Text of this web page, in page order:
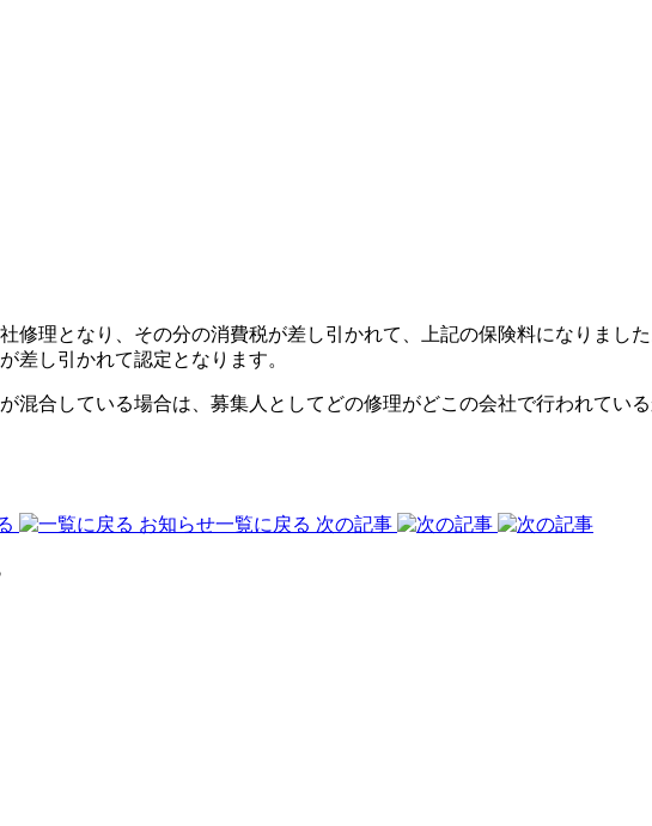
修理となり、その分の消費税が差し引かれて、上記の保険料になりました
差し引かれて認定となります。
混合している場合は、募集人としてどの修理がどこの会社で行われてい
お知らせ一覧に戻る 次の記事